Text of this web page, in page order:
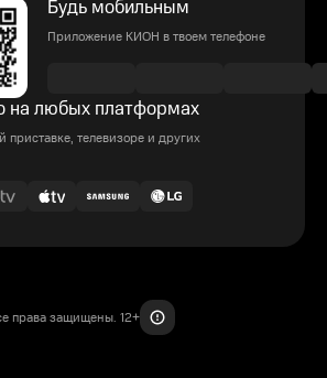
Будь мобильным
Приложение КИОН в твоем телефоне
на любых платформах
приставке, телевизоре и других
права защищены. 12+